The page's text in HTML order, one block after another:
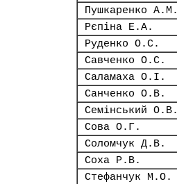
Пушкаренко А.М.
Рєпіна Е.А.
Руденко О.С.
Савченко О.С.
Саламаха О.І.
Санченко О.В.
Семінський О.В.
Сова О.Г.
Соломчук Д.В.
Соха Р.В.
Стефанчук М.О.